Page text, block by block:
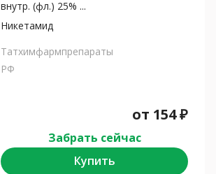
внутр. (фл.) 25% ...
Никетамид
Татхимфармпрепараты
РФ
от 154₽
Забрать сейчас
Купить